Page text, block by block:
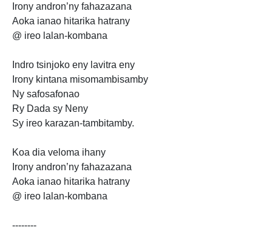
Irony andron’ny fahazazana
Aoka ianao hitarika hatrany
@ ireo lalan-kombana
Indro tsinjoko eny lavitra eny
Irony kintana misomambisamby
Ny safosafonao
Ry Dada sy Neny
Sy ireo karazan-tambitamby.
Koa dia veloma ihany
Irony andron’ny fahazazana
Aoka ianao hitarika hatrany
@ ireo lalan-kombana
--------